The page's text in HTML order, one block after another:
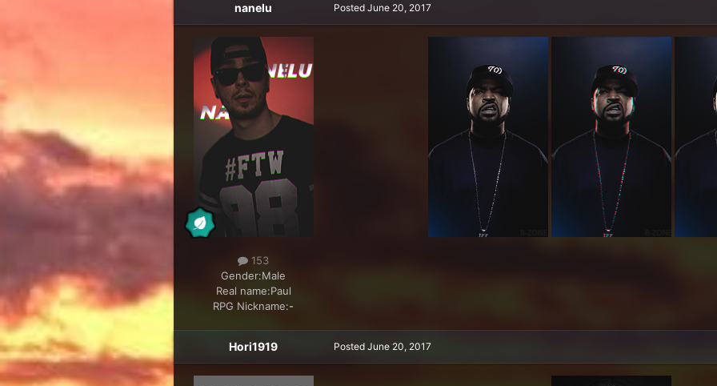
nanelu
153
Gender:Male
Real name:Paul
RPG Nickname:-
Posted June 20, 2017
Hori1919 Posted June 20, 2017